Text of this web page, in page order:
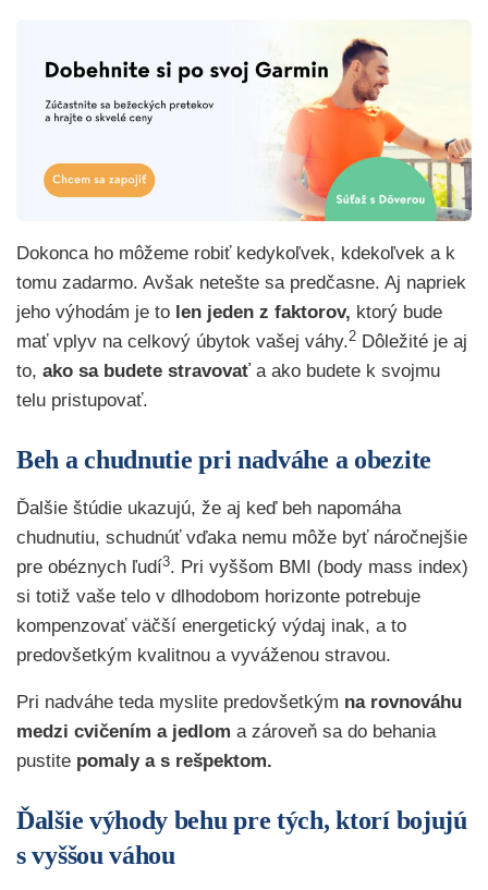
Dokonca ho môžeme robiť kedykoľvek, kdekoľvek a k
tomu zadarmo. Avšak netešte sa predčasne. Aj napriek
jeho výhodám je to len jeden z faktorov, ktorý bude
mať vplyv na celkový úbytok vašej váhy.2 Dôležité je aj
to, ako sa budete stravovať a ako budete k svojmu
telu pristupovať.
Beh a chudnutie pri nadváhe a obezite
Ďalšie štúdie ukazujú, že aj keď beh napomáha
chudnutiu, schudnúť vďaka nemu môže byť náročnejšie
pre obéznych ľudí3. Pri vyššom BMI (body mass index)
si totiž vaše telo v dlhodobom horizonte potrebuje
kompenzovať väčší energetický výdaj inak, a to
predovšetkým kvalitnou a vyváženou stravou.
Pri nadváhe teda myslite predovšetkým na rovnováhu
medzi cvičením a jedlom a zároveň sa do behania
pustite pomaly a s rešpektom.
Ďalšie výhody behu pre tých, ktorí bojujú
s vyššou váhou